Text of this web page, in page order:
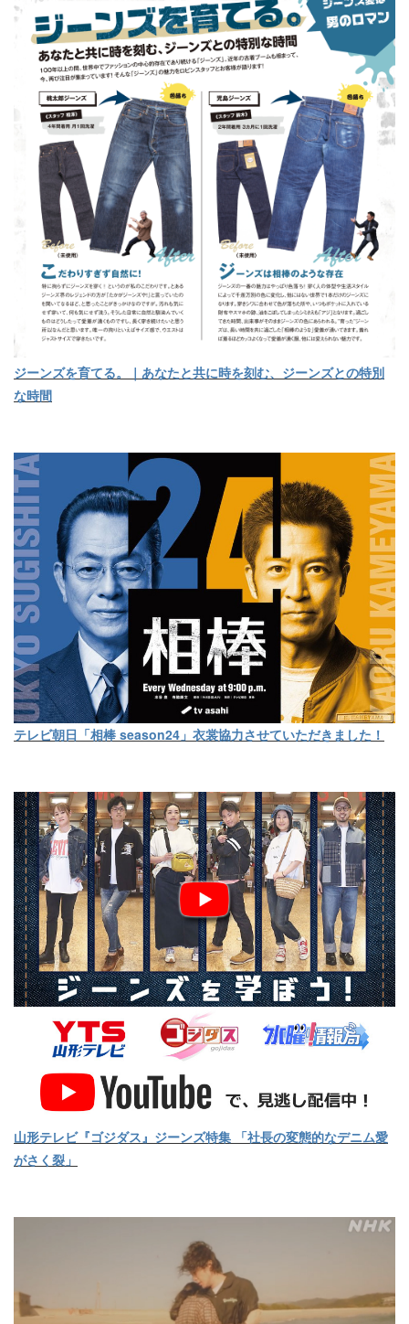
ジーンズを育てる。｜あなたと共に時を刻む、ジーンズとの特別
な時間
テレビ朝日「相棒 season24」衣裳協力させていただきました！
山形テレビ『ゴジダス』ジーンズ特集 「社長の変態的なデニム愛
がさく裂」